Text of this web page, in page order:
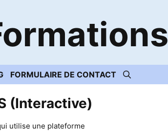
FORMULAIRE DE CONTACT
(Interactive)
utilise une plateforme